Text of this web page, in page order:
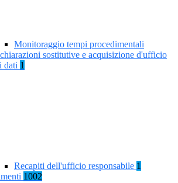
Monitoraggio tempi procedimentali
sostitutive e acquisizione d'ufficio
dati 1
Recapiti dell'ufficio responsabile 1
1002